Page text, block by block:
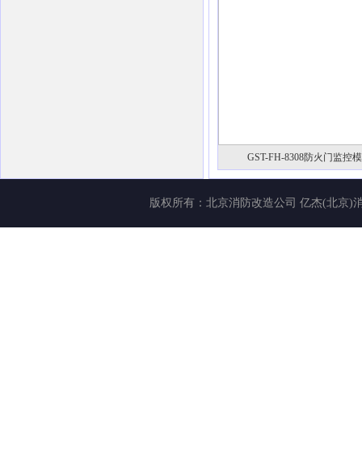
GST-FH-8308防火门监控
版权所有： 北京消防改造公司 亿杰(北京)